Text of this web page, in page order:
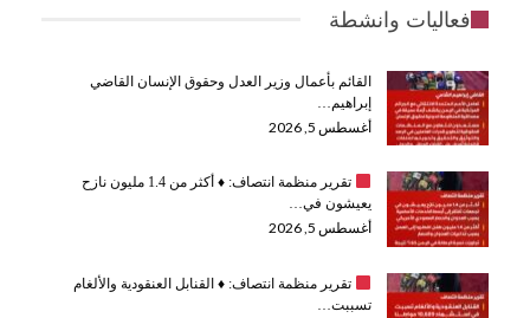
فعاليات وانشطة
القائم بأعمال وزير العدل وحقوق الإنسان القاضي
إبراهيم…
أغسطس 5, 2026
تقرير منظمة انتصاف: ♦️
أكثر من 1.4 مليون نازح
يعيشون في…
أغسطس 5, 2026
تقرير منظمة انتصاف: ♦️القنابل العنقودية والألغام
تسببت…